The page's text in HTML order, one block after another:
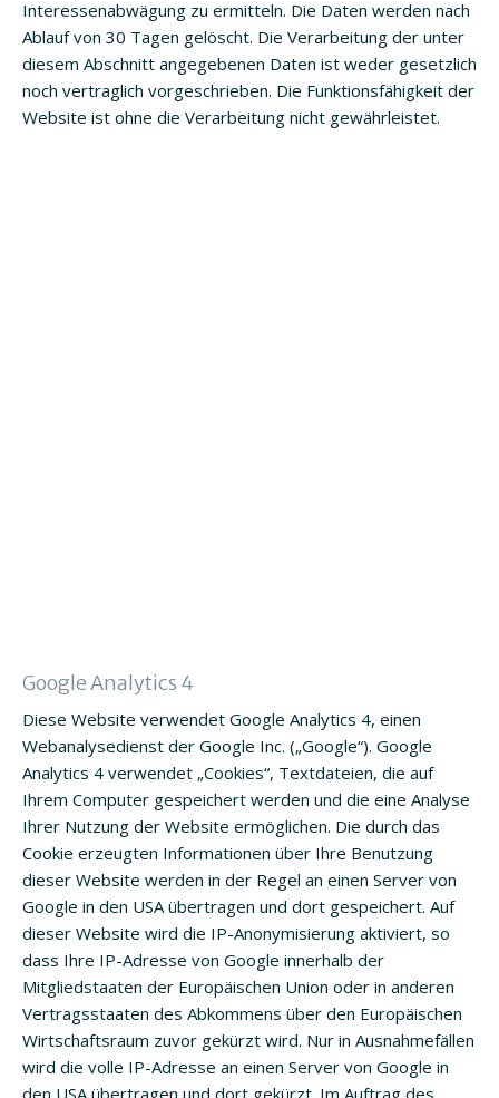
Interessenabwägung zu ermitteln. Die Daten werden nach
Ablauf von 30 Tagen gelöscht. Die Verarbeitung der unter
diesem Abschnitt angegebenen Daten ist weder gesetzlich
noch vertraglich vorgeschrieben. Die Funktionsfähigkeit der
Website ist ohne die Verarbeitung nicht gewährleistet.
Google Analytics 4
Diese Website verwendet Google Analytics 4, einen
Webanalysedienst der Google Inc. („Google“). Google
Analytics 4 verwendet „Cookies“, Textdateien, die auf
Ihrem Computer gespeichert werden und die eine Analyse
Ihrer Nutzung der Website ermöglichen. Die durch das
Cookie erzeugten Informationen über Ihre Benutzung
dieser Website werden in der Regel an einen Server von
Google in den USA übertragen und dort gespeichert. Auf
dieser Website wird die IP-Anonymisierung aktiviert, so
dass Ihre IP-Adresse von Google innerhalb der
Mitgliedstaaten der Europäischen Union oder in anderen
Vertragsstaaten des Abkommens über den Europäischen
Wirtschaftsraum zuvor gekürzt wird. Nur in Ausnahmefällen
wird die volle IP-Adresse an einen Server von Google in
den USA übertragen und dort gekürzt. Im Auftrag des